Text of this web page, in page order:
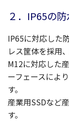
２．IP65の
IP65に対応した
レス筐体を採用
M12に対応した
ーフェースによ
す。
産業用SSDなど
す。